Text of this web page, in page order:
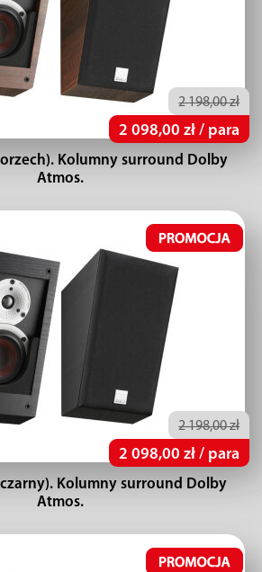
2 198,00 zł
2 098,00 zł / para
Kolumny surround Dolby
Atmos.
2 198,00 zł
2 098,00 zł / para
Kolumny surround Dolby
Atmos.